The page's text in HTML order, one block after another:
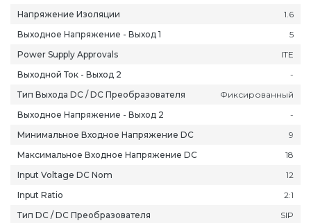
Напряжение Изоляции
1.6
Выходное Напряжение - Выход 1
5
Power Supply Approvals
ITE
Выходной Ток - Выход 2
-
Тип Выхода DC / DC Преобразователя
Фиксированный
Выходное Напряжение - Выход 2
-
Минимальное Входное Напряжение DC
9
Максимальное Входное Напряжение DC
18
Input Voltage DC Nom
12
Input Ratio
2:1
Тип DC / DC Преобразователя
SIP
Липецк
Магадан
Магнитогорск
Нижний Новгород
Подольск
Пятигорск